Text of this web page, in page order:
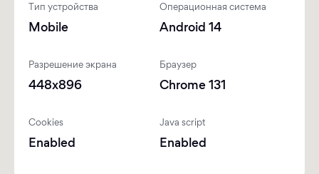
Тип устройства
Mobile
Операционная система
Android 14
Разрешение экрана
448x896
Браузер
Chrome 131
Cookies
Enabled
Java script
Enabled